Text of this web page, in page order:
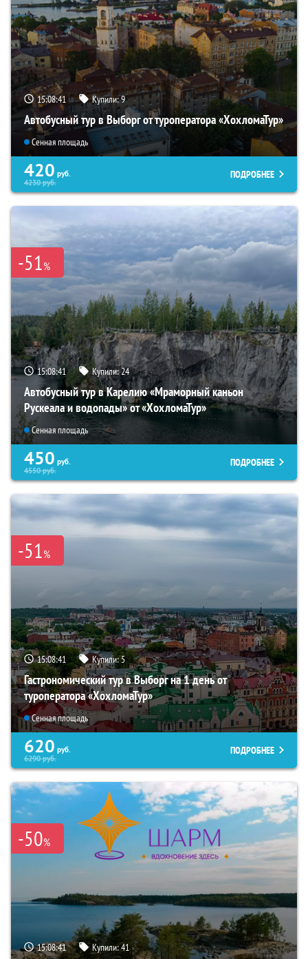
15:08:40 Купили:9
Автобусный тур в Выборг от туроператора «ХохломаТур»
Сенная площадь
420 руб.
4230руб.
ПОДРОБНЕЕ
-51%
15:08:40 Купили:24
Автобусный тур в Карелию «Мраморный каньон
Рускеала и водопады» от «ХохломаТур»
Сенная площадь
450 руб.
4550руб.
ПОДРОБНЕЕ
-51%
15:08:40 Купили:5
Гастрономический тур в Выборг на 1 день от
туроператора «ХохломаТур»
Сенная площадь
620 руб.
6290руб.
ПОДРОБНЕЕ
-50%
15:08:40 Купили:41